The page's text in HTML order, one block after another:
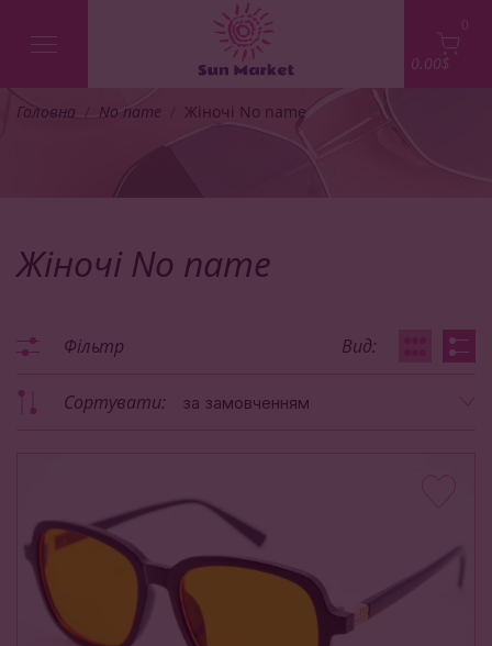
0
0.00$
Головна No name Жіночі No name
Жіночі No name
Фільтр Вид:
Сортувати: за замовченням